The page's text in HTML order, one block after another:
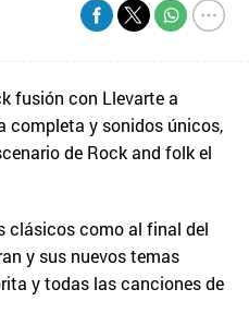
fusión con Llevarte a
completa y sonidos únicos,
de Rock and folk el
clásicos como al final del
y sus nuevos temas
y todas las canciones de